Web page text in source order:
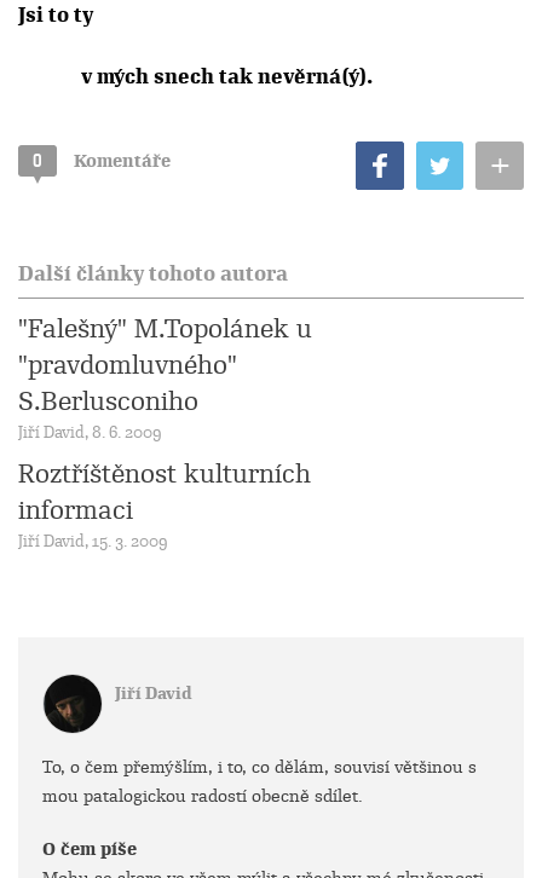
Jsi to ty
v mých snech tak nevěrná(ý).
0 Komentáře +
Další články tohoto autora
"Falešný" M.Topolánek u
"pravdomluvného"
S.Berlusconiho
Jiří David, 8. 6. 2009
Roztříštěnost kulturních
informaci
Jiří David, 15. 3. 2009
Jiří David
To, o čem přemýšlím, i to, co dělám, souvisí většinou s
mou patalogickou radostí obecně sdílet.
O čem píše